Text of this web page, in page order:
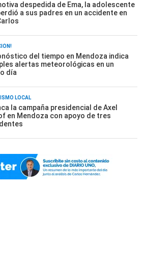
despedida de Ema, la adolescente
a sus padres en un accidente en
del tiempo en Mendoza indica
alertas meteorológicas en un
día
LOCAL
la campaña presidencial de Axel
en Mendoza con apoyo de tres